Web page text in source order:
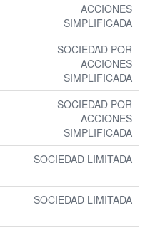
ACCIONES
SIMPLIFICADA
SOCIEDAD POR
ACCIONES
SIMPLIFICADA
SOCIEDAD POR
ACCIONES
SIMPLIFICADA
SOCIEDAD LIMITADA
SOCIEDAD LIMITADA